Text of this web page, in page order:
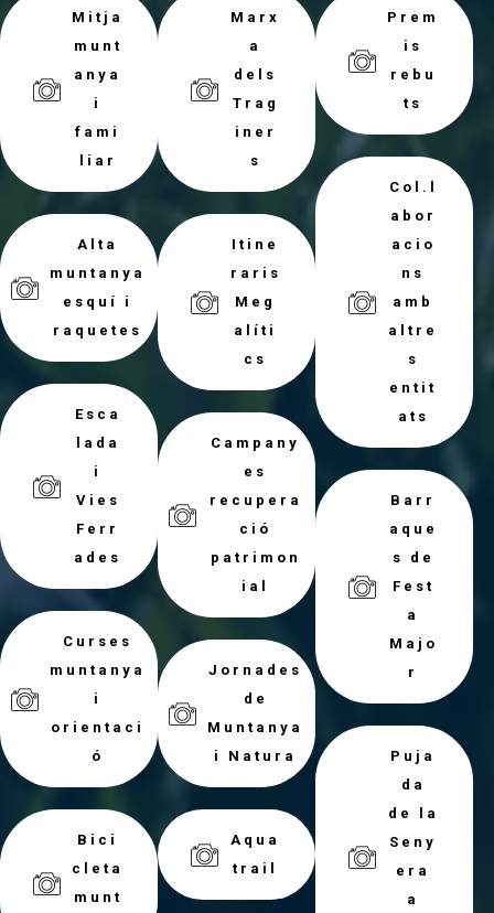
Mitja
munt
anya
i
fami
liar
Alta
muntanya
esquí i
raquetes
Esca
lada
i
Vies
Ferr
ades
Curses
muntanya
i
orientaci
ó
Bici
cleta
munt
Marx
a
dels
Trag
iner
s
Itine
raris
Meg
alíti
cs
Campany
es
recupera
ció
patrimon
ial
Jornades
de
Muntanya
i Natura
Aqua
trail
Prem
is
rebu
ts
Col.l
abor
acio
ns
amb
altre
s
entit
ats
Barr
aque
s de
Fest
a
Majo
r
Puja
da
de la
Seny
era
a